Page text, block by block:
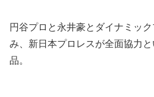
円谷プロと永井豪とダイナミッ
み、新日本プロレスが全面協力
品。